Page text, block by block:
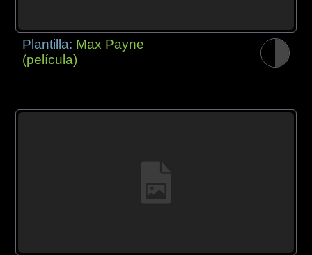
Plantilla: Max Payne
(película)